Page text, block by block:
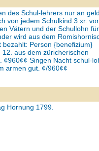
des Schul-lehrers nur an
von jedem Schulkind 3 xr.
Vätern und der Schullohn
wird aus dem
bezahlt: Person {benefizium}
12. aus dem züricherischen
¢960¢¢ Singen Nacht schul-
armen gut. ¢/960¢¢
Hornung 1799.